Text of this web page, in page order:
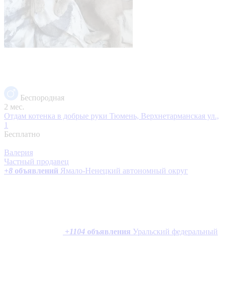
Беспородная
2 мес.
Отдам котенка в добрые руки Тюмень, Верхнетарманская ул.,
1
Бесплатно
Валерия
Частный продавец
+8 объявлений Ямало-Ненецкий автономный округ
+1104 объявления Уральский федеральный